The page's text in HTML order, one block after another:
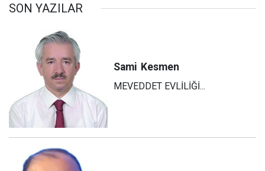
SON YAZILAR
Sami Kesmen
MEVEDDET EVLİLİĞİ...